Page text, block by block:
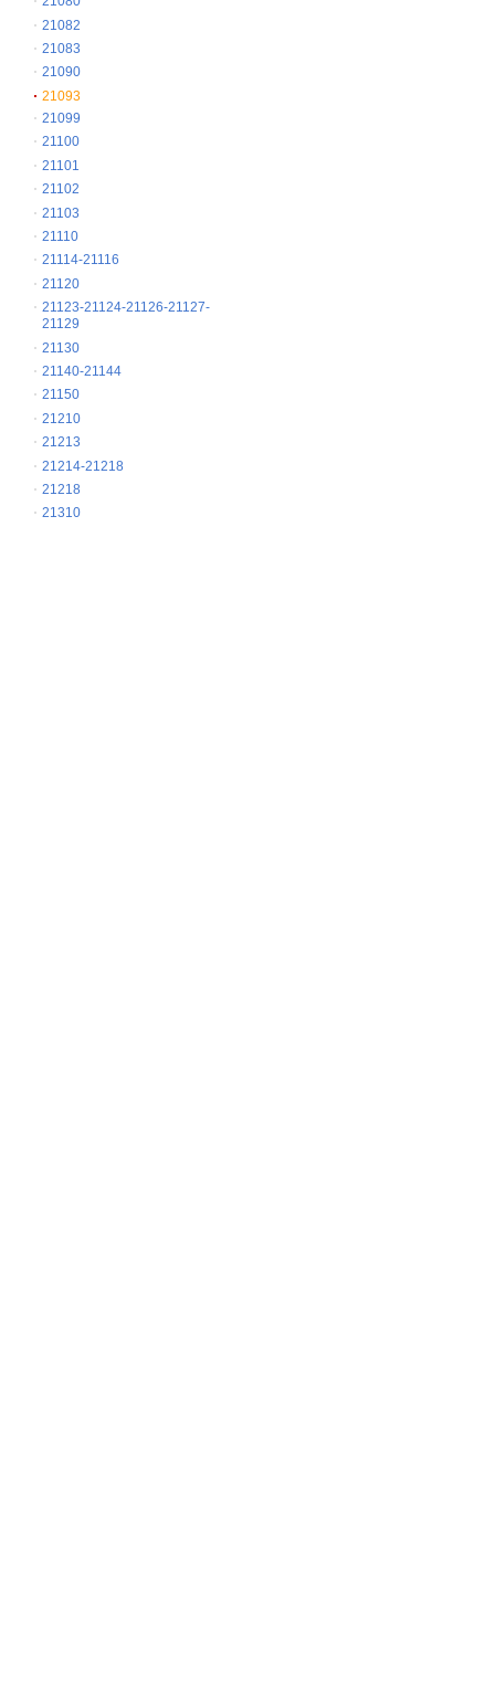
21082
21083
21090
21093
21099
21100
21101
21102
21103
21110
21114-21116
21120
21123-21124-21126-21127-
21129
21130
21140-21144
21150
21210
21213
21214-21218
21218
21310